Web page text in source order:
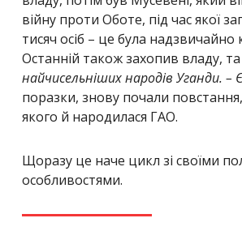
війну проти Оботе, під час якої
тисяч осіб – це була надзвичайно
Останній також захопив владу, та
найчисельніших народів Уганди. –
поразки, знову почали
якого й народилася ГАО.
Щоразу це наче цикл зі своїми
особливостями.